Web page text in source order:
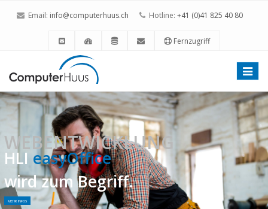
Email: info@computerhuus.ch Hotline: +41 (0)41 825 40 80
Fernzugriff
Toggle
WEBENTWICKLUNG
HLI easyOffice
wird zum Begriff.
MEHR INFOS